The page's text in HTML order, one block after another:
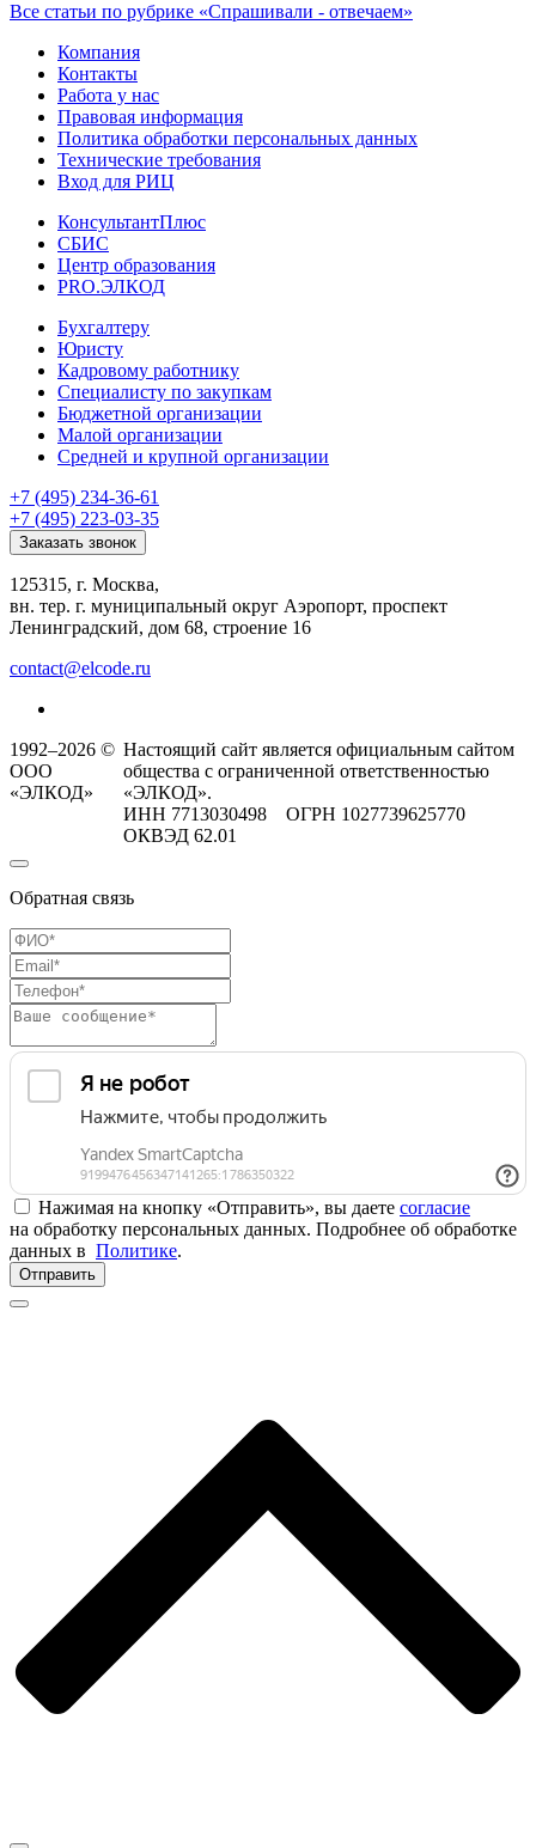
Все статьи по рубрике «Спрашивали - отвечаем»
Компания
Контакты
Работа у нас
Правовая информация
Политика обработки персональных данных
Технические требования
Вход для РИЦ
КонсультантПлюс
СБИС
Центр образования
PRO.ЭЛКОД
Бухгалтеру
Юристу
Кадровому работнику
Специалисту по закупкам
Бюджетной организации
Малой организации
Средней и крупной организации
+7 (495) 234-36-61
+7 (495) 223-03-35
Заказать звонок
125315, г. Москва,
вн. тер. г. муниципальный округ Аэропорт, проспект
Ленинградский, дом 68, строение 16
contact@elcode.ru
1992–2026 ©
ООО
«ЭЛКОД»
Настоящий сайт является официальным сайтом
общества с ограниченной ответственностью
«ЭЛКОД».
ИНН 7713030498 ОГРН 1027739625770
ОКВЭД 62.01
Обратная связь
Нажимая на кнопку «Отправить», вы даете согласие
на обработку персональных данных. Подробнее об обработке
данных в Политике.
Отправить